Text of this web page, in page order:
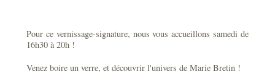
Pour ce vernissage-signature, nous vous accueillons samedi de
16h30 à 20h !
Venez boire un verre, et découvrir l'univers de Marie Bretin !